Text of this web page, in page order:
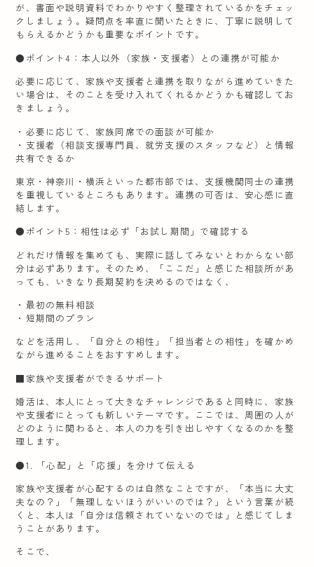
が、書面や説明資料でわかりやすく整理されているかをチェッ
クしましょう。疑問点を率直に聞いたときに、丁寧に説明して
もらえるかどうかも重要なポイントです。
●ポイント4：本人以外（家族・支援者）との連携が可能か
必要に応じて、家族や支援者と連携を取りながら進めていきた
い場合は、そのことを受け入れてくれるかどうかも確認してお
きましょう。
・必要に応じて、家族同席での面談が可能か
・支援者（相談支援専門員、就労支援のスタッフなど）と情報
共有できるか
東京・神奈川・横浜といった都市部では、支援機関同士の連携
を重視しているところもあります。連携の可否は、安心感に直
結します。
●ポイント5：相性は必ず「お試し期間」で確認する
どれだけ情報を集めても、実際に話してみないとわからない部
分は必ずあります。そのため、「ここだ」と感じた相談所があ
っても、いきなり長期契約を決めるのではなく、
・最初の無料相談
・短期間のプラン
などを活用し、「自分との相性」「担当者との相性」を確かめ
ながら進めることをおすすめします。
■家族や支援者ができるサポート
婚活は、本人にとって大きなチャレンジであると同時に、家族
や支援者にとっても新しいテーマです。ここでは、周囲の人が
どのように関わると、本人の力を引き出しやすくなるのかを整
理します。
●1. 「心配」と「応援」を分けて伝える
家族や支援者が心配するのは自然なことですが、「本当に大丈
夫なの？」「無理しないほうがいいのでは？」という言葉が続
くと、本人は「自分は信頼されていないのでは」と感じてしま
うことがあります。
そこで、